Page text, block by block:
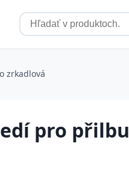
zrkadlová
pro přilbu